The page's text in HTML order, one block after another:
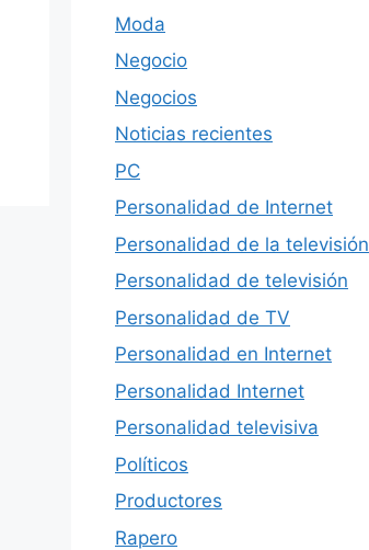
Moda
Negocio
Negocios
Noticias recientes
PC
Personalidad de Internet
Personalidad de la televisión
Personalidad de televisión
Personalidad de TV
Personalidad en Internet
Personalidad Internet
Personalidad televisiva
Políticos
Productores
Rapero